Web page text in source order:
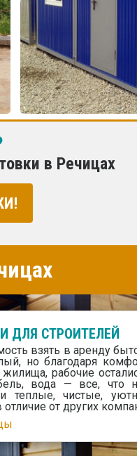
в Речицах
ДЛЯ СТРОИТЕЛЕЙ
взять в аренду
но благодаря
рабочие
вода — все, что
теплые, чистые,
отличие от других